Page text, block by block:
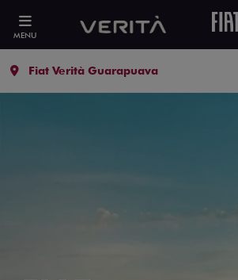
MENU
Fiat Verità Guarapuava